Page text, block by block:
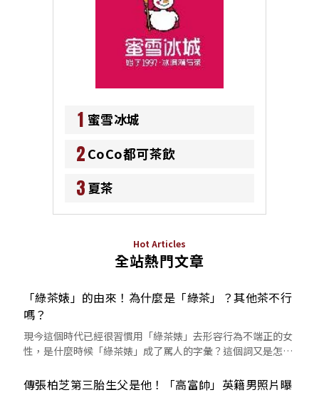
1 蜜雪冰城
2CoCo都可茶飲
3夏茶
Hot Articles
全站熱門文章
「綠茶婊」的由來！為什麼是「綠茶」？其他茶不行
嗎？
現今這個時代已經很習慣用「綠茶婊」去形容行為不端正的女
性，是什麼時候「綠茶婊」成了罵人的字彙？這個詞又是怎麼
傳張柏芝第三胎生父是他！「高富帥」英籍男照片曝